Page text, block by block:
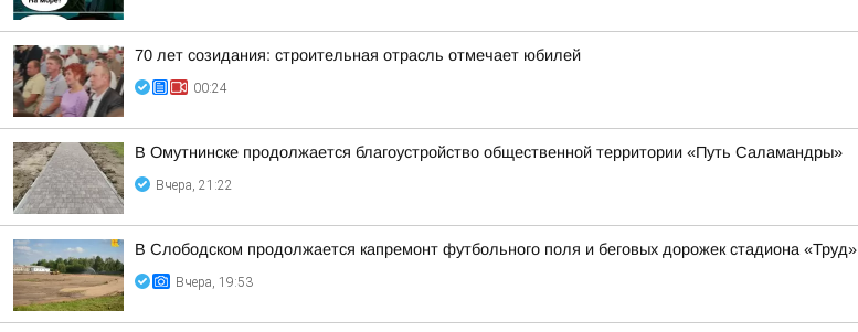
70 лет созидания: строительная отрасль отмечает юбилей
00:24
В Омутнинске продолжается благоустройство общественной территории «Путь Саламандры»
Вчера, 21:22
В Слободском продолжается капремонт футбольного поля и беговых дорожек стадиона «Труд»
Вчера, 19:53